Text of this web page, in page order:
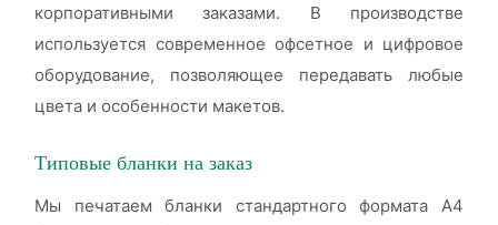
корпоративными заказами. В производстве
используется современное офсетное и цифровое
оборудование, позволяющее передавать любые
цвета и особенности макетов.
Типовые бланки на заказ
Мы печатаем бланки стандартного формата А4